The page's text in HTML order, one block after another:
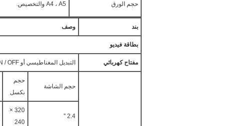
حجم الورق A4 ، A5 والتخصيص.
بند وصف
بطاقة فيديو
مفتاح كهربائي التبديل المغناطيسي أو ON / OFF زر التبديل
حجم الشاشة
حجم
بكسل
2.4 ''
320 ×
240